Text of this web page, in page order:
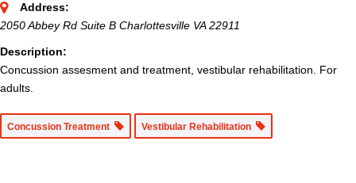
Address:
2050 Abbey Rd Suite B Charlottesville VA 22911
Description:
Concussion assesment and treatment, vestibular rehabilitation. For
adults.
Concussion Treatment Vestibular Rehabilitation